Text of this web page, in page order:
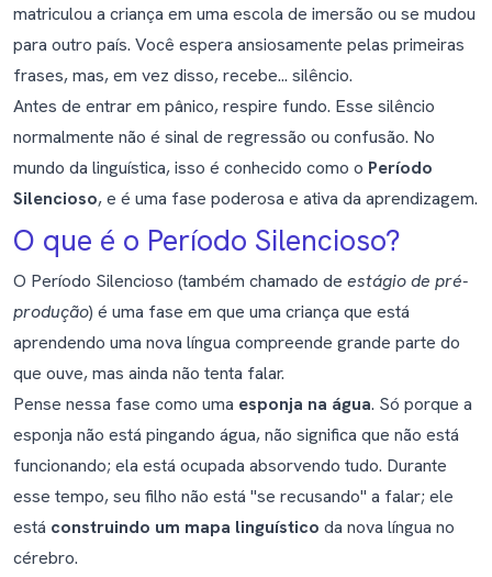
matriculou a criança em uma escola de imersão ou se mudou
para outro país. Você espera ansiosamente pelas primeiras
frases, mas, em vez disso, recebe... silêncio.
Antes de entrar em pânico, respire fundo. Esse silêncio
normalmente não é sinal de regressão ou confusão. No
mundo da linguística, isso é conhecido como o Período
Silencioso, e é uma fase poderosa e ativa da aprendizagem.
O que é o Período Silencioso?
O Período Silencioso (também chamado de estágio de pré-
produção) é uma fase em que uma criança que está
aprendendo uma nova língua compreende grande parte do
que ouve, mas ainda não tenta falar.
Pense nessa fase como uma esponja na água. Só porque a
esponja não está pingando água, não significa que não está
funcionando; ela está ocupada absorvendo tudo. Durante
esse tempo, seu filho não está "se recusando" a falar; ele
está construindo um mapa linguístico da nova língua no
cérebro.